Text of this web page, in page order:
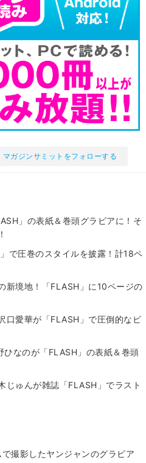
マガジンサミットをフォローする
」の表紙＆巻頭グラビアに！そ
で圧巻のスタイルを披露！計18ペ
新境地！「FLASH」に10ページの
口愛華が「FLASH」で圧倒的なビ
なのが「FLASH」の表紙＆巻頭
じゅんが雑誌「FLASH」でラスト
撮影したヤンジャンのグラビア